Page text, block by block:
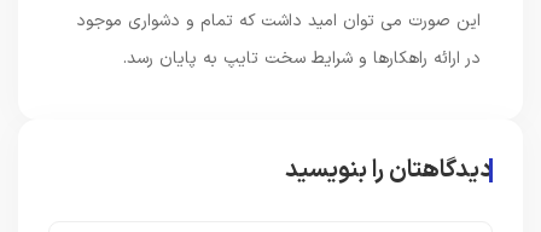
این صورت می توان امید داشت که تمام و دشواری موجود
در ارائه راهکارها و شرایط سخت تایپ به پایان رسد.
دیدگاهتان را بنویسید